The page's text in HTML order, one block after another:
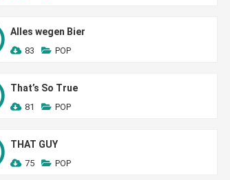
Alles wegen Bier
83 POP
That’s So True
81 POP
THAT GUY
75 POP